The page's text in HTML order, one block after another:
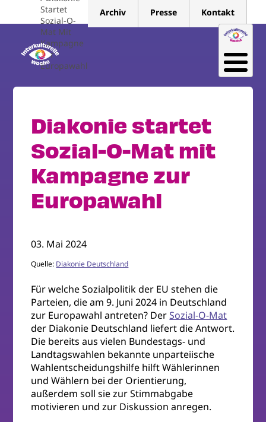
Startet
Sozial-O-
Mat Mit
Kampagne
Zur
Europawahl
Archiv Presse Kontakt
Diakonie startet
Sozial-O-Mat mit
Kampagne zur
Europawahl
03. Mai 2024
Quelle: Diakonie Deutschland
Für welche Sozialpolitik der EU stehen die
Parteien, die am 9. Juni 2024 in Deutschland
zur Europawahl antreten? DerSozial-O-Mat
der Diakonie Deutschland liefert die Antwort.
Die bereits aus vielen Bundestags- und
Landtagswahlen bekannte unparteiische
Wahlentscheidungshilfe hilft Wählerinnen
und Wählern bei der Orientierung,
außerdem soll sie zur Stimmabgabe
motivieren und zur Diskussion anregen.